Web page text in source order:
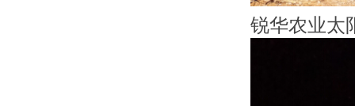
锐华农业太